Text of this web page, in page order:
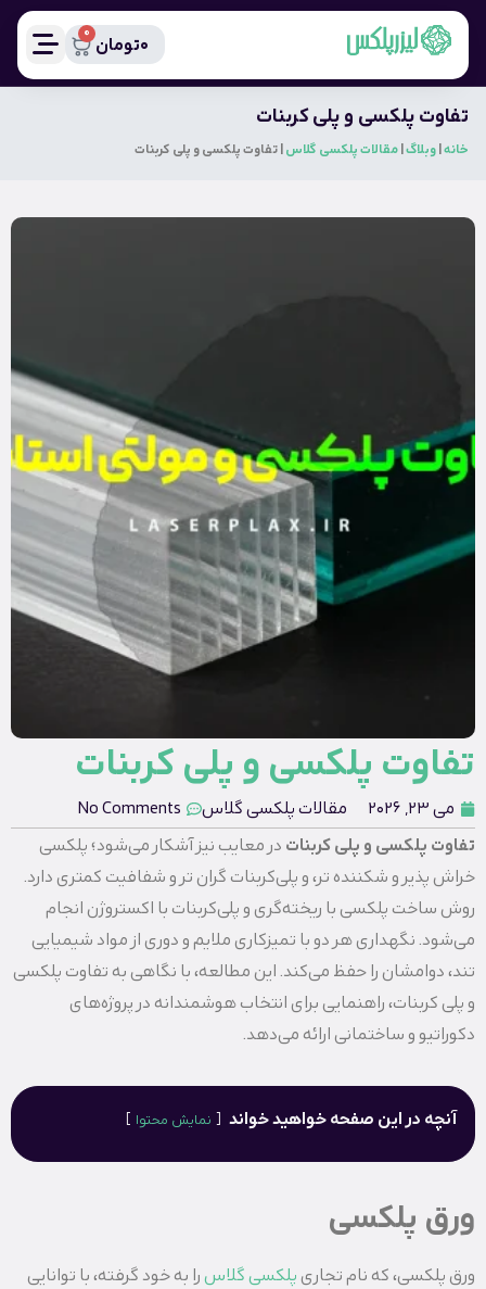
0تومان
0
تفاوت پلکسی و پلی کربنات
خانه وبلاگ مقالات پلکسی گلاس تفاوت پلکسی و پلی کربنات
تفاوت پلکسی و پلی کربنات
می 23, 2026 مقالات پلکسی گلاس
No Comments
تفاوت پلکسی و پلی کربنات در معایب نیز آشکار می‌شود؛ پلکسی
خراش‌ پذیر و شکننده‌ تر، و پلی‌کربنات گران‌ تر و شفافیت کمتری دارد.
روش ساخت پلکسی با ریخته‌گری و پلی‌کربنات با اکستروژن انجام
می‌شود. نگهداری هر دو با تمیزکاری ملایم و دوری از مواد شیمیایی
تند، دوامشان را حفظ می‌کند. این مطالعه، با نگاهی به تفاوت پلکسی
و پلی کربنات، راهنمایی برای انتخاب هوشمندانه در پروژه‌های
دکوراتیو و ساختمانی ارائه می‌دهد.
آنچه در این صفحه خواهید خواند نمایش محتوا
ورق پلکسی
ورق پلکسی، که نام تجاری پلکسی‌ گلاسرا به خود گرفته، با توانایی